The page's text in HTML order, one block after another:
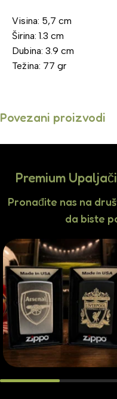
Visina: 5,7 cm
Širina: 1.3 cm
Dubina: 3.9 cm
Težina: 77 gr
Povezani proizvodi
Premium
Pronađite nas na
da biste